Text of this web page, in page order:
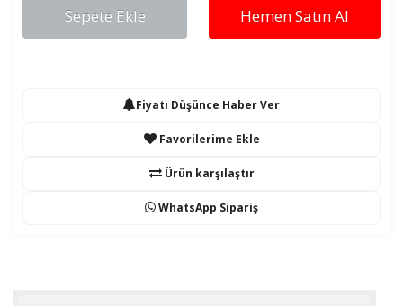
Sepete Ekle Hemen Satın Al
Fiyatı Düşünce Haber Ver
Favorilerime Ekle
Ürün karşılaştır
WhatsApp Sipariş